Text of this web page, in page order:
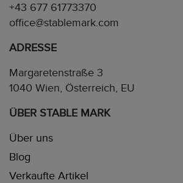
+43 677 61773370
office@stablemark.com
ADRESSE
Margaretenstraße 3
1040 Wien, Österreich, EU
ÜBER STABLE MARK
Über uns
Blog
Verkaufte Artikel